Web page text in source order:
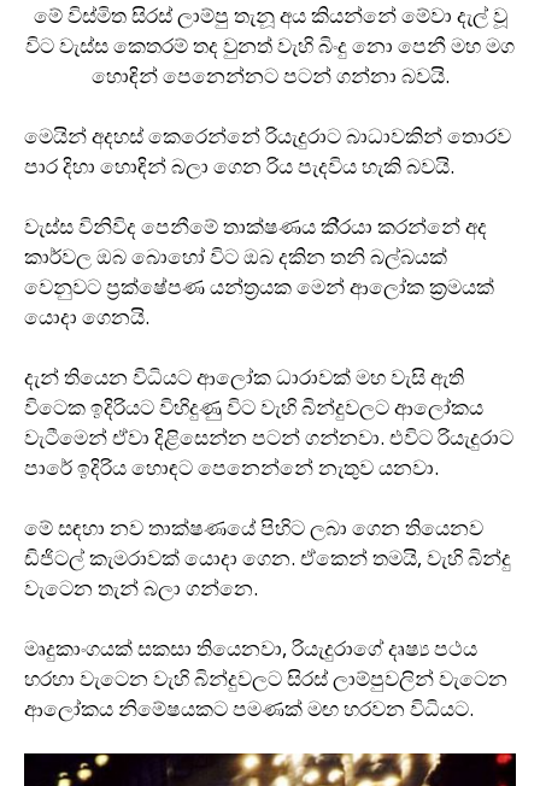
මේ විස්මිත සිරස් ලාම්පු තැනූ අය කියන්නේ මේවා දැල් වූ
විට වැස්ස කෙතරම් තද වුනත් වැහි බිංදු නො පෙනී මහ මග
හොඳින් පෙනෙන්නට පටන් ගන්නා බවයි.
මෙයින් අදහස් කෙරෙන්නේ රියැදුරාට බාධාවකින් තොරව
පාර දිහා හොඳින් බලා ගෙන රිය පැදවිය හැකි බවයි.
වැස්ස විනිවිද පෙනීමේ තාක්ෂණය කි‍්‍රයා කරන්නේ අද
කාර්වල ඔබ බොහෝ විට ඔබ දකින තනි බල්බයක්
වෙනුවට ප‍්‍රක්ෂේපණ යන්ත‍්‍රයක මෙන් ආලෝක ක‍්‍රමයක්
යොදා ගෙනයි.
දැන් තියෙන විධියට ආලෝක ධාරාවක් මහ වැසි ඇති
විටෙක ඉදිරියට විහිදුණු විට වැහි බින්දුවලට ආලෝකය
වැටීමෙන් ඒවා දිළිසෙන්න පටන් ගන්නවා. එවිට රියැදුරාට
පාරේ ඉදිරිය හොඳට පෙනෙන්නේ නැතුව යනවා.
මේ සඳහා නව තාක්ෂණයේ පිහිට ලබා ගෙන තියෙනව
ඩිජිටල් කැමරාවක් යොදා ගෙන. ඒකෙන් තමයි, වැහි බින්දු
වැටෙන තැන් බලා ගන්නෙ.
මෘදුකාංගයක් සකසා තියෙනවා, රියැදුරාගේ දෘෂ්‍ය පථය
හරහා වැටෙන වැහි බින්දුවලට සිරස් ලාම්පුවලින් වැටෙන
ආලෝකය නිමේෂයකට පමණක් මඟ හරවන විධියට.